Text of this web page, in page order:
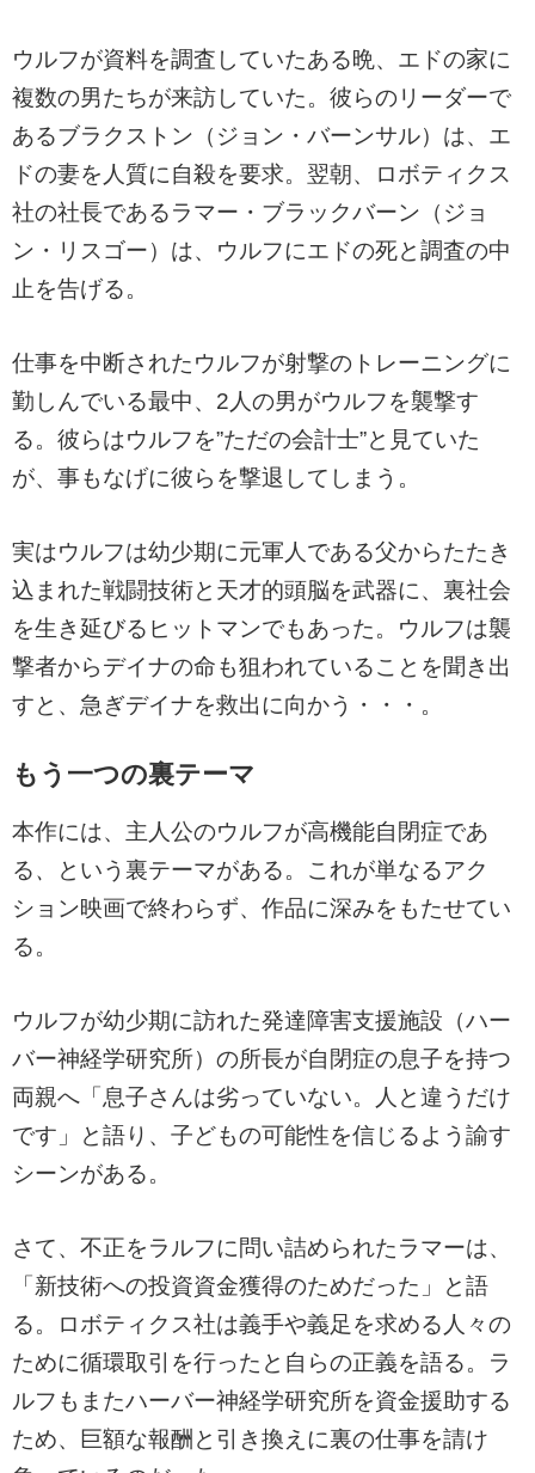
ウルフが資料を調査していたある晩、エドの家に
複数の男たちが来訪していた。彼らのリーダーで
あるブラクストン（ジョン・バーンサル）は、エ
ドの妻を人質に自殺を要求。翌朝、ロボティクス
社の社長であるラマー・ブラックバーン（ジョ
ン・リスゴー）は、ウルフにエドの死と調査の中
止を告げる。
仕事を中断されたウルフが射撃のトレーニングに
勤しんでいる最中、2人の男がウルフを襲撃す
る。彼らはウルフを”ただの会計士”と見ていた
が、事もなげに彼らを撃退してしまう。
実はウルフは幼少期に元軍人である父からたたき
込まれた戦闘技術と天才的頭脳を武器に、裏社会
を生き延びるヒットマンでもあった。ウルフは襲
撃者からデイナの命も狙われていることを聞き出
すと、急ぎデイナを救出に向かう・・・。
もう一つの裏テーマ
本作には、主人公のウルフが高機能自閉症であ
る、
という裏テーマがある。これが単なるアク
ション映画で終わらず、作品に深みをもたせてい
る。
ウルフが幼少期に訪れた発達障害支援施設（ハー
バー神経学研究所）の所長が自閉症の息子を持つ
両親へ「息子さんは劣っていない。人と違うだけ
です」と語り、子どもの可能性を信じるよう諭す
シーンがある。
さて、不正をラルフに問い詰められたラマーは、
「新技術への投資資金獲得のためだった」と語
る。ロボティクス社は義手や義足を求める人々の
ために循環取引を行ったと自らの正義を語る。ラ
ルフもまたハーバー神経学研究所を資金援助する
ため、巨額な報酬と引き換えに裏の仕事を請け